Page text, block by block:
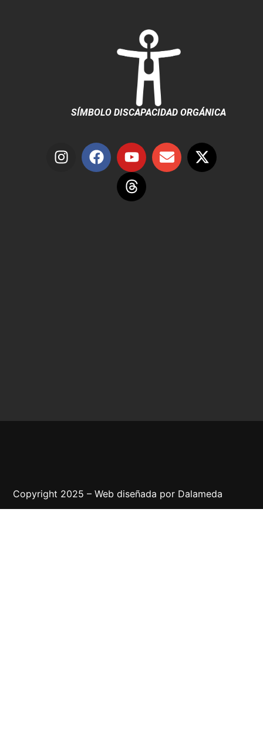
SÍMBOLO DISCAPACIDAD ORGÁNICA
Copyright 2025 – Web diseñada por Dalameda